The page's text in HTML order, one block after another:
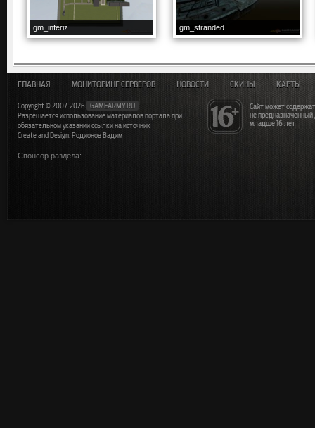
gm_inferiz gm_stranded
Сайт может
не
младше 16 лет
ГЛАВНАЯ МОНИТОРИНГ СЕРВЕРОВ НОВОСТИ СКИНЫ КАРТЫ
Copyright © 2007-2026
GAMEARMY.RU
Разрешается использование материалов портала при
обязательном указании ссылки на источник
Create and Design: Родионов Вадим
Спонсор раздела: